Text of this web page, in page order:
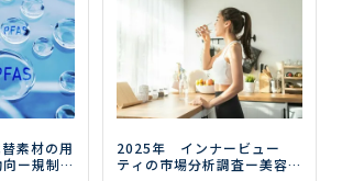
素材の用
ー規制
2025年 インナービュー
ティの市場分析調査ー美容